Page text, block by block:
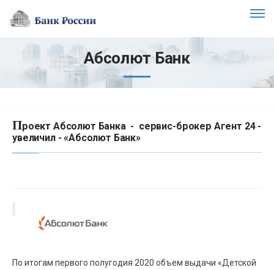
Абсолют Банк
Проект Абсолют Банка - сервис-брокер Агент 24 -
увеличил - «Абсолют Банк»
По итогам первого полугодия 2020 объем выдачи «Детской